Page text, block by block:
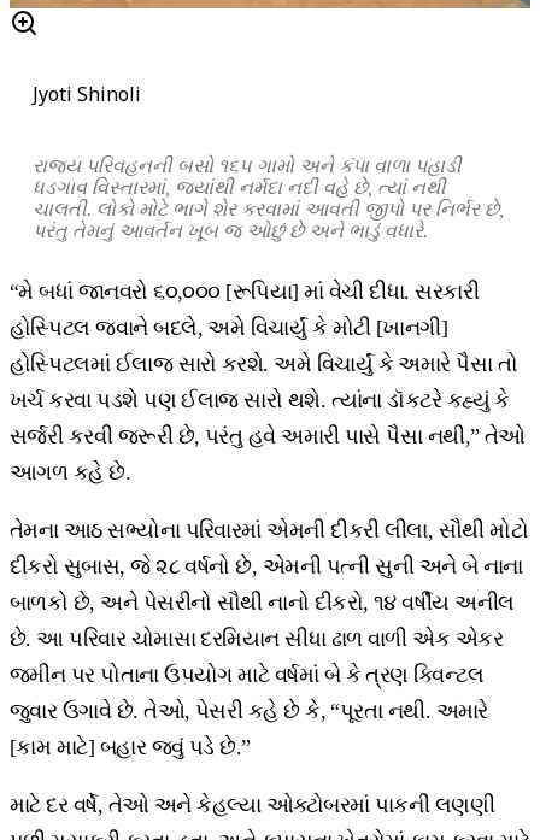
Jyoti Shinoli
રાજ્ય પરિવહનની બસો ૧૬૫ ગામો અને કંપા વાળા પહાડી
ધડગાવ વિસ્તારમાં, જ્યાંથી નર્મદા નદી વહે છે, ત્યાં નથી
ચાલતી. લોકો મોટે ભાગે શેર કરવામાં આવતી જીપો પર નિર્ભર છે,
પરંતુ તેમનું આવર્તન ખૂબ જ ઓછું છે અને ભાડું વધારે.
“મે બધાં જાનવરો ૬૦,૦૦૦ [રૂપિયા] માં વેચી દીધા. સરકારી
હોસ્પિટલ જવાને બદલે, અમે વિચાર્યું કે મોટી [ખાનગી]
હોસ્પિટલમાં ઈલાજ સારો કરશે. અમે વિચાર્યું કે અમારે પૈસા તો
ખર્ચ કરવા પડશે પણ ઈલાજ સારો થશે. ત્યાંના ડૉકટરે કહ્યું કે
સર્જરી કરવી જરૂરી છે, પરંતુ હવે અમારી પાસે પૈસા નથી,” તેઓ
આગળ કહે છે.
તેમના આઠ સભ્યોના પરિવારમાં એમની દીકરી લીલા, સૌથી મોટો
દીકરો સુબાસ, જે ૨૮ વર્ષનો છે, એમની પત્ની સુની અને બે નાના
બાળકો છે, અને પેસરીનો સૌથી નાનો દીકરો, ૧૪ વર્ષીય અનીલ
છે. આ પરિવાર ચોમાસા દરમિયાન સીધા ઢાળ વાળી એક એકર
જમીન પર પોતાના ઉપયોગ માટે વર્ષમાં બે કે ત્રણ ક્વિન્ટલ
જુવાર ઉગાવે છે. તેઓ, પેસરી કહે છે કે, “પૂરતા નથી. અમારે
[કામ માટે] બહાર જવું પડે છે.”
માટે દર વર્ષે, તેઓ અને કેહલ્યા ઓક્ટોબરમાં પાકની લણણી